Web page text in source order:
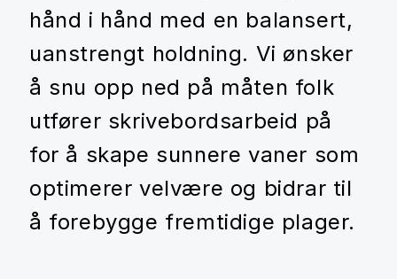
hånd i hånd med en balansert,
uanstrengt holdning. Vi ønsker
å snu opp ned på måten folk
utfører skrivebordsarbeid på
for å skape sunnere vaner som
optimerer velvære og bidrar til
å forebygge fremtidige plager.